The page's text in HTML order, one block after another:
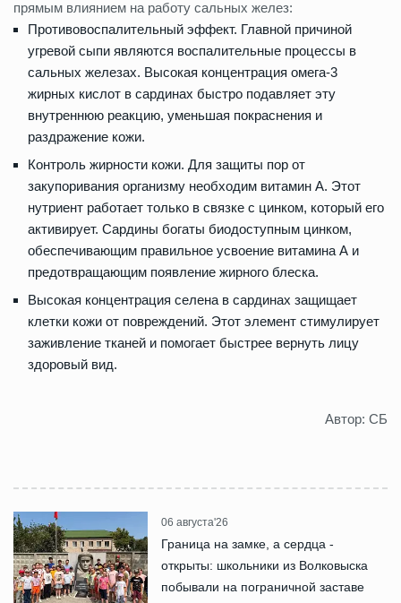
прямым влиянием на работу сальных желез:
Противовоспалительный эффект. Главной причиной
угревой сыпи являются воспалительные процессы в
сальных железах. Высокая концентрация омега-3
жирных кислот в сардинах быстро подавляет эту
внутреннюю реакцию, уменьшая покраснения и
раздражение кожи.
Контроль жирности кожи. Для защиты пор от
закупоривания организму необходим витамин А. Этот
нутриент работает только в связке с цинком, который его
активирует. Сардины богаты биодоступным цинком,
обеспечивающим правильное усвоение витамина А и
предотвращающим появление жирного блеска.
Высокая концентрация селена в сардинах защищает
клетки кожи от повреждений. Этот элемент стимулирует
заживление тканей и помогает быстрее вернуть лицу
здоровый вид.
Автор: СБ
06 августа'26
Граница на замке, а сердца -
открыты: школьники из Волковыска
побывали на пограничной заставе